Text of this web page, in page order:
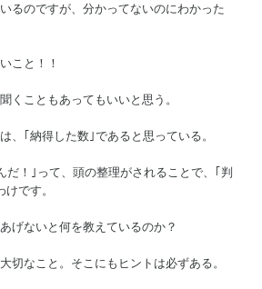
るのですが、分かってないのにわかった
こと！！
くこともあってもいいと思う。
、｢納得した数｣であると思っている。
だ！｣って、頭の整理がされることで、｢判
です。
げないと何を教えているのか？
切なこと。そこにもヒントは必ずある。